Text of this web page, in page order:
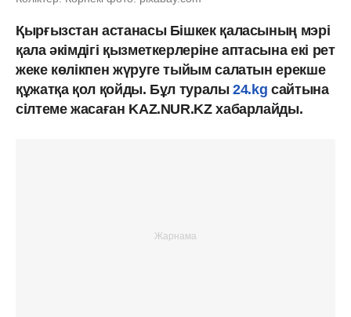
Қырғызстан астанасы Бішкек қаласының мэрі
қала әкімдігі қызметкерлеріне аптасына екі рет
жеке көлікпен жүруге тыйым салатын ерекше
құжатқа қол қойды. Бұл туралы24.kg сайтына
сілтеме жасаған KAZ.NUR.KZ хабарлайды.